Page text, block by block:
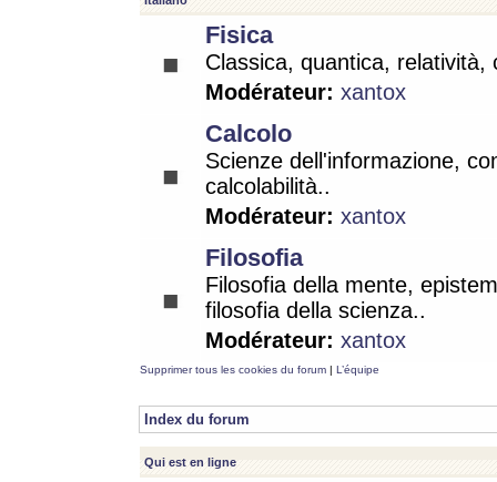
Fisica
Classica, quantica, relatività,
Modérateur: xantox
Calcolo
Scienze dell'informazione,
calcolabilità..
Modérateur: xantox
Filosofia
Filosofia della mente,
filosofia della scienza..
Modérateur: xantox
Supprimer tous les cookies du forum | L’équipe
Index du forum
Qui est en ligne